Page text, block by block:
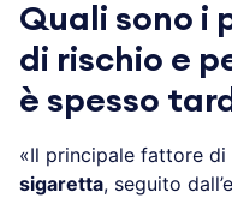
Quali sono i
di rischio e
è spesso
«Il principale fattore di
sigaretta, seguito